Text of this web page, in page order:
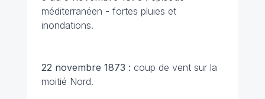
méditerranéen - fortes pluies et
inondations.
22 novembre 1873 : coup de vent sur la
moitié Nord.